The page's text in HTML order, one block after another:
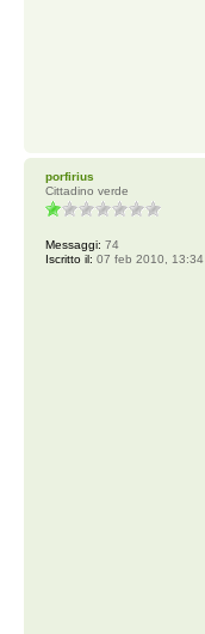
porfirius
Cittadino verde
Messaggi: 74
Iscritto il: 07 feb 2010, 13:34